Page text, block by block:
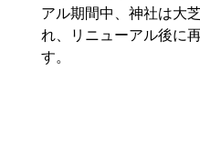
アル期間中、神社は大
れ、リニューアル後に
す。